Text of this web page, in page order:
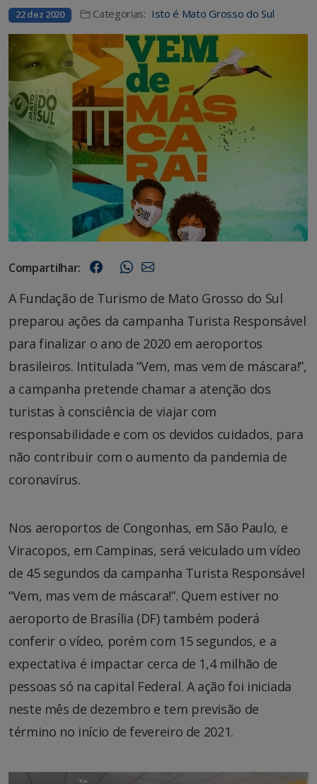
22 dez 2020 Categorias: Isto é Mato Grosso do Sul
Compartilhar:
A Fundação de Turismo de Mato Grosso do Sul
preparou ações da campanha Turista Responsável
para finalizar o ano de 2020 em aeroportos
brasileiros. Intitulada “Vem, mas vem de máscara!”,
a campanha pretende chamar a atenção dos
turistas à consciência de viajar com
responsabilidade e com os devidos cuidados, para
não contribuir com o aumento da pandemia de
coronavírus.
Nos aeroportos de Congonhas, em São Paulo, e
Viracopos, em Campinas, será veiculado um vídeo
de 45 segundos da campanha Turista Responsável
“Vem, mas vem de máscara!”. Quem estiver no
aeroporto de Brasília (DF) também poderá
conferir o vídeo, porém com 15 segundos, e a
expectativa é impactar cerca de 1,4 milhão de
pessoas só na capital Federal. A ação foi iniciada
neste mês de dezembro e tem previsão de
término no início de fevereiro de 2021.